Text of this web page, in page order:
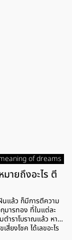
of dreams
ายถึงอะไร ตี
แล้ว ก็มีการตีความ
มารทอง ที่ในแต่ละ
ำราโบราณแล้ว หาก
สี่ยงโชค ได้เลขอะไร